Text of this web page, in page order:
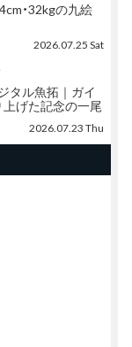
・32kgの九絵
2026.07.25 Sat
タル魚拓｜ガイ
上げた記念の一尾
2026.07.23 Thu